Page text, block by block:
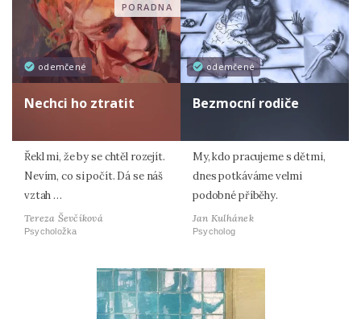
odemčené
PORADNA
Nechci ho ztratit
Řekl mi, že by se chtěl rozejít.
Nevím, co si počít. Dá se náš
vztah …
Tereza Ševčíková
Psycholožka
odemčené
Bezmocní rodiče
My, kdo pracujeme s dětmi,
dnes potkáváme velmi
podobné příběhy.
Jan Kulhánek
Psycholog